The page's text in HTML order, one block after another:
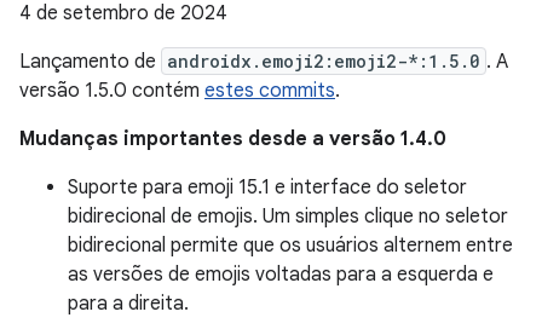
4 de setembro de 2024
Lançamento de androidx.emoji2:emoji2-*:1.5.0 . A
versão 1.5.0 contém estes commits.
Mudanças importantes desde a versão 1.4.0
Suporte para emoji 15.1 e interface do seletor
bidirecional de emojis. Um simples clique no seletor
bidirecional permite que os usuários alternem entre
as versões de emojis voltadas para a esquerda e
para a direita.